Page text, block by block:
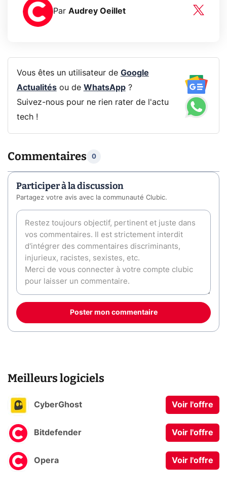
Par Audrey Oeillet
Vous êtes un utilisateur de Google
Actualitésou de WhatsApp?
Suivez-nous pour ne rien rater de l'actu
tech !
Commentaires 0
Participer à la discussion
Partagez votre avis avec la communauté Clubic.
Poster mon commentaire
Meilleurs logiciels
CyberGhost Voir l'offre
Bitdefender Voir l'offre
Opera Voir l'offre